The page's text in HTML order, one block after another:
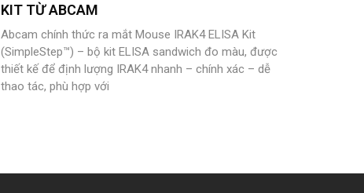
KIT TỪ ABCAM
Abcam chính thức ra mắt Mouse IRAK4 ELISA Kit
(SimpleStep™) – bộ kit ELISA sandwich đo màu, được
thiết kế để định lượng IRAK4 nhanh – chính xác – dễ
thao tác, phù hợp với